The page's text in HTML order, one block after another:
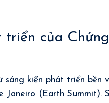
của
sáng kiến phát triển bền
Janeiro (Earth Summit).